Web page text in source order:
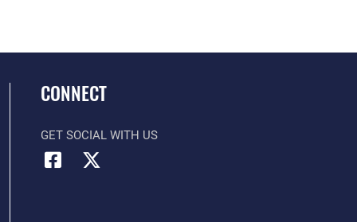
CONNECT
GET SOCIAL WITH US